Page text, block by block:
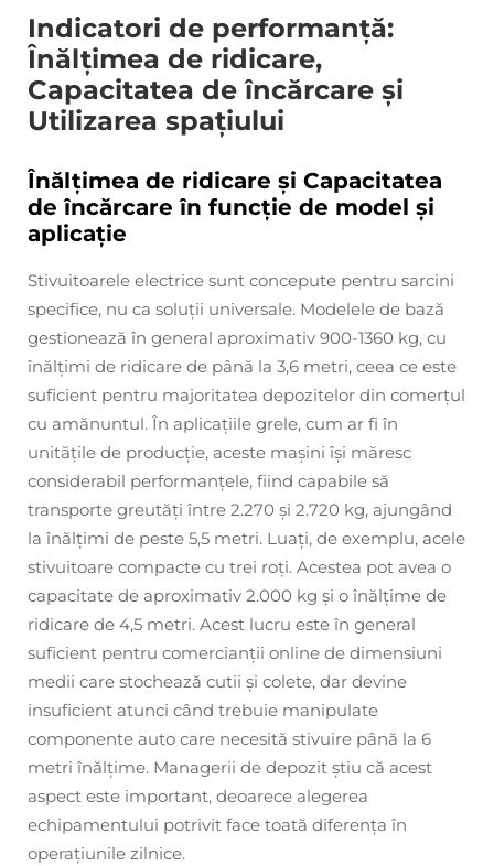
Indicatori de performanță:
Înălțimea de ridicare,
Capacitatea de încărcare și
Utilizarea spațiului
Înălțimea de ridicare și Capacitatea
de încărcare în funcție de model și
aplicație
Stivuitoarele electrice sunt concepute pentru sarcini
specifice, nu ca soluții universale. Modelele de bază
gestionează în general aproximativ 900-1360 kg, cu
înălțimi de ridicare de până la 3,6 metri, ceea ce este
suficient pentru majoritatea depozitelor din comerțul
cu amănuntul. În aplicațiile grele, cum ar fi în
unitățile de producție, aceste mașini își măresc
considerabil performanțele, fiind capabile să
transporte greutăți între 2.270 și 2.720 kg, ajungând
la înălțimi de peste 5,5 metri. Luați, de exemplu, acele
stivuitoare compacte cu trei roți. Acestea pot avea o
capacitate de aproximativ 2.000 kg și o înălțime de
ridicare de 4,5 metri. Acest lucru este în general
suficient pentru comercianții online de dimensiuni
medii care stochează cutii și colete, dar devine
insuficient atunci când trebuie manipulate
componente auto care necesită stivuire până la 6
metri înălțime. Managerii de depozit știu că acest
aspect este important, deoarece alegerea
echipamentului potrivit face toată diferența în
operațiunile zilnice.